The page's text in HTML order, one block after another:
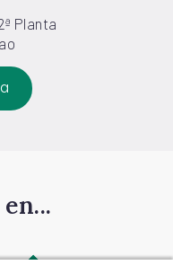
Planta
en...